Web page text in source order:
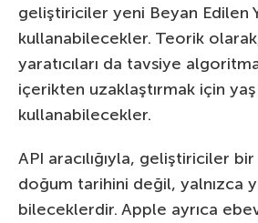
geliştiriciler yeni Beyan Edilen
kullanabilecekler. Teorik
yaratıcıları da tavsiye
içerikten uzaklaştırmak için
kullanabilecekler.
API aracılığıyla, geliştiriciler
doğum tarihini değil, yalnızca
bileceklerdir. Apple ayrıca